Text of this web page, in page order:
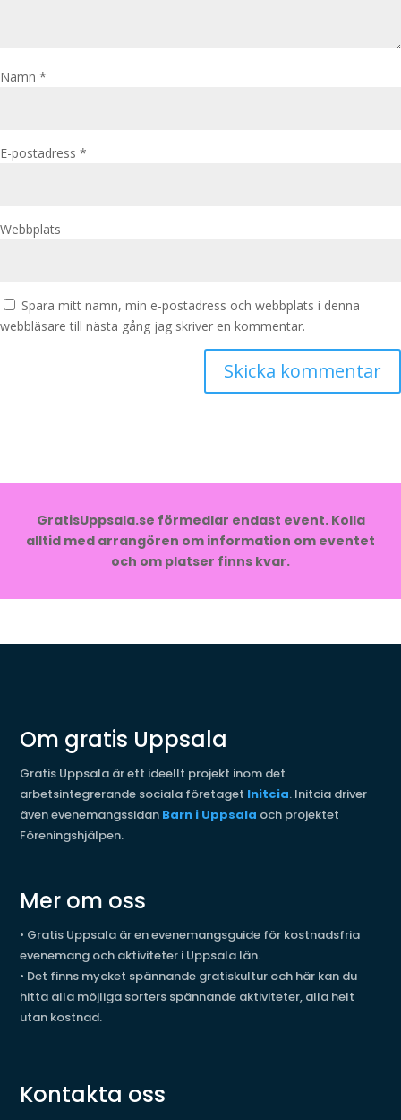
Namn *
E-postadress *
Webbplats
Spara mitt namn, min e-postadress och webbplats i denna
webbläsare till nästa gång jag skriver en kommentar.
GratisUppsala.se förmedlar endast event. Kolla
alltid med arrangören om information om eventet
och om platser finns kvar.
Om gratis Uppsala
Gratis Uppsala är ett ideellt projekt inom det
arbetsintegrerande sociala företaget Initcia. Initcia driver
även evenemangssidan Barn i Uppsala och projektet
Föreningshjälpen.
Mer om oss
• Gratis Uppsala är en evenemangsguide för kostnadsfria
evenemang och aktiviteter i Uppsala län.
• Det finns mycket spännande gratiskultur och här kan du
hitta alla möjliga sorters spännande aktiviteter, alla helt
utan kostnad.
Kontakta oss